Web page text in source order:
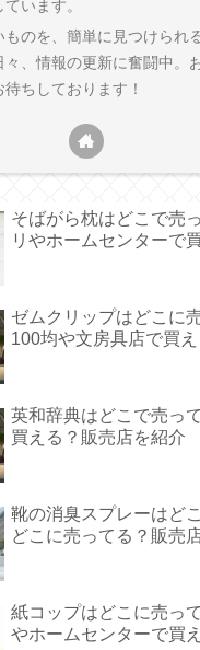
います。
ものを、簡単に見つけられ
々、情報の更新に奮闘中。
ちしております！
そばがら枕はどこで売
リやホームセンターで
ゼムクリップはどこに
100均や文房具店で買え
英和辞典はどこで売っ
買える？販売店を紹介
靴の消臭スプレーはど
どこに売ってる？販売
紙コップはどこに売っ
やホームセンターで買